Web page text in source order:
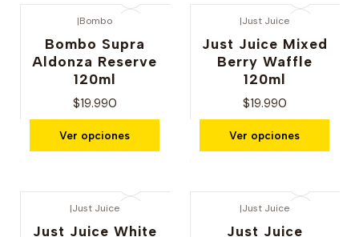
|Bombo
Bombo Supra
Aldonza Reserve
120ml
$19.990
Ver opciones
|Just Juice
Just Juice Mixed
Berry Waffle
120ml
$19.990
Ver opciones
|Just Juice
Just Juice White
|Just Juice
Just Juice